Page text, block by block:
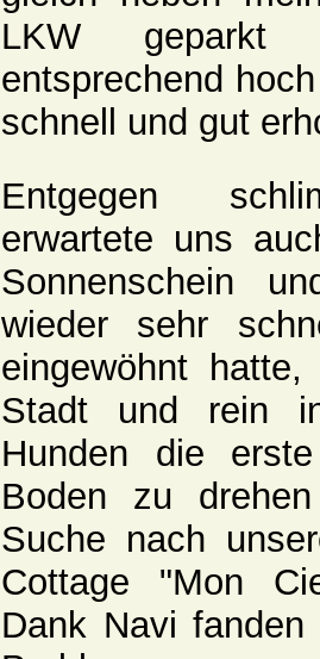
LKW geparkt
entsprechend
schnell und gut
Entgegen
erwartete uns
Sonnenschein
wieder sehr
eingewöhnt
Stadt und rein
Hunden die
Boden zu
Suche nach
Cottage "Mon
Dank Navi